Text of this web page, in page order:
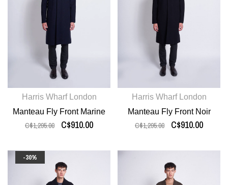
Harris Wharf London
Manteau Fly Front Marine
C$1,295.00 C$910.00
Harris Wharf London
Manteau Fly Front Noir
C$1,295.00 C$910.00
-30%